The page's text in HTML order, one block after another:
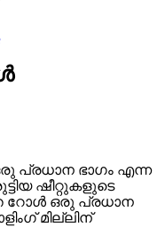
പ്രധാന ഭാഗം എന്ന
ഷീറ്റുകളുടെ
ഒരു പ്രധാന
മില്ലിന്